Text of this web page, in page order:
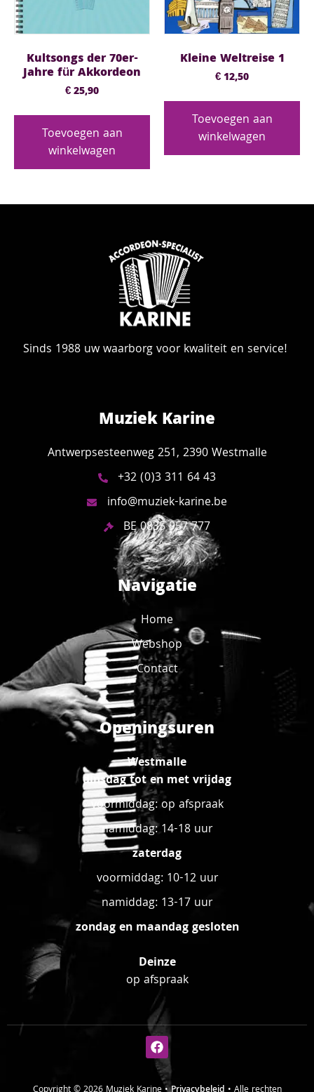
Kultsongs der 70er-
Jahre für Akkordeon
€25,90
Toevoegen aan
winkelwagen
Kleine Weltreise 1
€12,50
Toevoegen aan
winkelwagen
Sinds 1988 uw waarborg voor kwaliteit en service!
Muziek Karine
Antwerpsesteenweg 251, 2390 Westmalle
+32 (0)3 311 64 43
info@muziek-karine.be
BE 0835 957 777
Navigatie
Home
Webshop
Contact
Openingsuren
Westmalle
dinsdag tot en met vrijdag
voormiddag: op afspraak
namiddag: 14-18 uur
zaterdag
voormiddag: 10-12 uur
namiddag: 13-17 uur
zondag en maandag gesloten
Deinze
op afspraak